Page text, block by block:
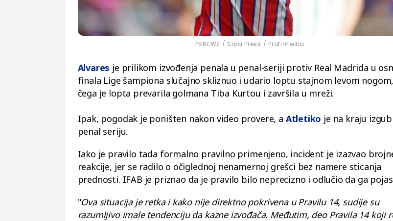
PSNEWZ / Sipa Press / Profimedia
Alvares je prilikom izvođenja penala u penal-seriji protiv Real Madrida u
finala Lige šampiona slučajno skliznuo i udario loptu stajnom levom
čega je lopta prevarila golmana Tiba Kurtou i završila u mreži.
Ipak, pogodak je poništen nakon video provere, a Atletiko je na kraju
penal seriju.
Iako je pravilo tada formalno pravilno primenjeno, incident je izazvao
reakcije, jer se radilo o očiglednoj nenamernoj grešci bez namere sticanja
prednosti. IFAB je priznao da je pravilo bilo neprecizno i odlučio da ga
"Ova situacija je retka i kako nije direktno pokrivena u Pravilu 14, sudije su
razumljivo imale tendenciju da kazne izvođača. Međutim, deo Pravila 14 koji